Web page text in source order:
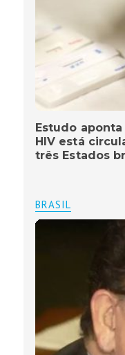
Estudo
HIV está
três Estados
BRASIL